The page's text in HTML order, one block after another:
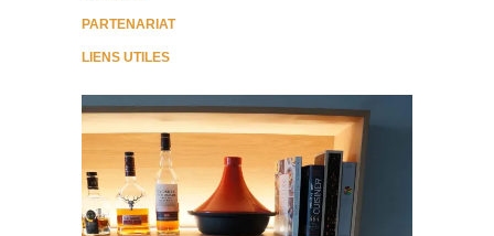
PARTENARIAT
LIENS UTILES